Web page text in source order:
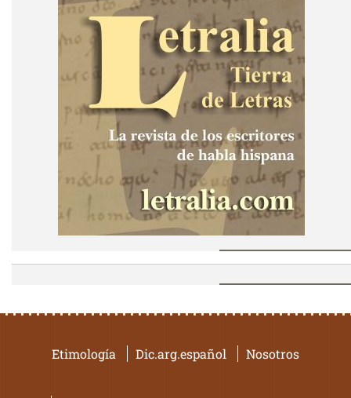
Etimología Dic.arg.español Nosotros